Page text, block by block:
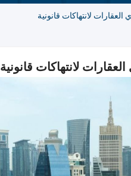
لانتهاكات قانونية
لانتهاكات قانونية